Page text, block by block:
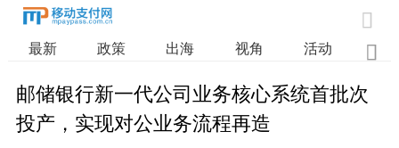

最新 政策 出海 视角 活动 业

邮储银行新一代公司业务核心系统首批次
投产，实现对公业务流程再造